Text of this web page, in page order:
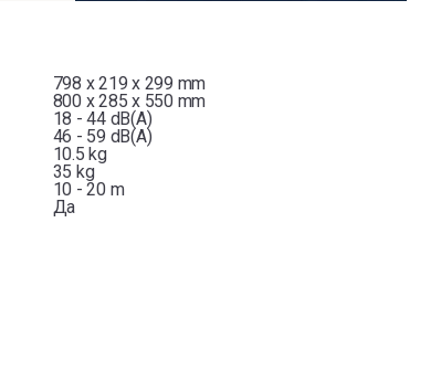
798 x 219 x 299 mm
800 x 285 x 550 mm
18 - 44 dB(A)
46 - 59 dB(A)
10.5 kg
35 kg
10 - 20 m
Да